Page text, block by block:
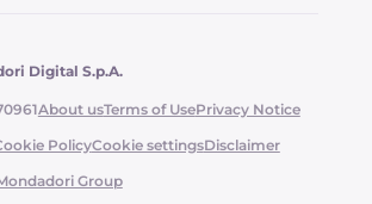
Digital S.p.A.
About usTerms of UsePrivacy Notice
PolicyCookie settingsDisclaimer
Group